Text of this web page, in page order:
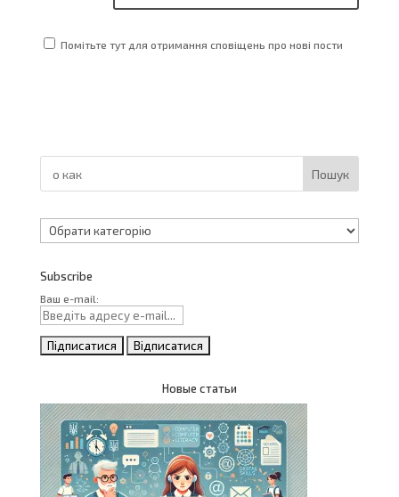
Помітьте тут для отримання сповіщень про нові пости
Пошук
Категорії
Subscribe
Ваш e-mail:
Новые статьи